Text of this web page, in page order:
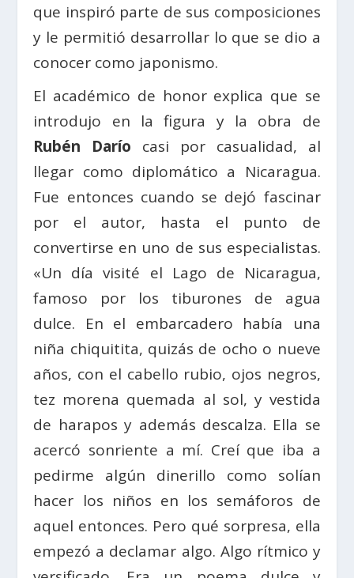
que inspiró parte de sus composiciones
y le permitió desarrollar lo que se dio a
conocer como japonismo.
El académico de honor explica que se
introdujo en la figura y la obra de
Rubén Darío casi por casualidad, al
llegar como diplomático a Nicaragua.
Fue entonces cuando se dejó fascinar
por el autor, hasta el punto de
convertirse en uno de sus especialistas.
«Un día visité el Lago de Nicaragua,
famoso por los tiburones de agua
dulce. En el embarcadero había una
niña chiquitita, quizás de ocho o nueve
años, con el cabello rubio, ojos negros,
tez morena quemada al sol, y vestida
de harapos y además descalza. Ella se
acercó sonriente a mí. Creí que iba a
pedirme algún dinerillo como solían
hacer los niños en los semáforos de
aquel entonces. Pero qué sorpresa, ella
empezó a declamar algo. Algo rítmico y